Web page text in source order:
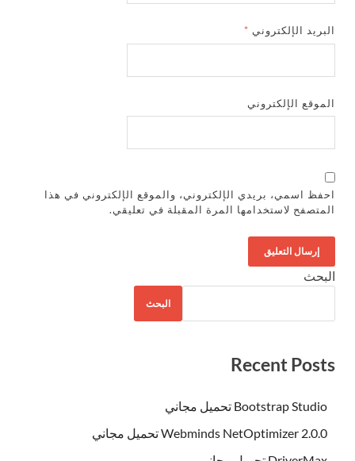
البريد الإلكتروني *
الموقع الإلكتروني
احفظ اسمي، بريدي الإلكتروني، والموقع الإلكتروني في هذا
المتصفح لاستخدامها المرة المقبلة في تعليقي.
البحث
البحث
Recent Posts
Bootstrap Studio تحميل مجاني
Webminds NetOptimizer 2.0.0 تحميل مجاني